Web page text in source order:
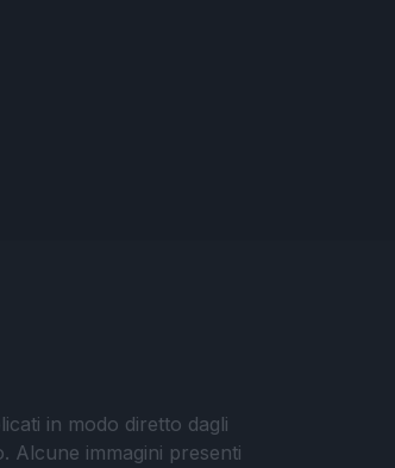
in modo diretto dagli
Alcune immagini presenti